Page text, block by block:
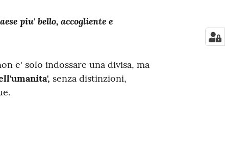
piu' bello, accogliente e
e' solo indossare una divisa, ma
senza distinzioni,